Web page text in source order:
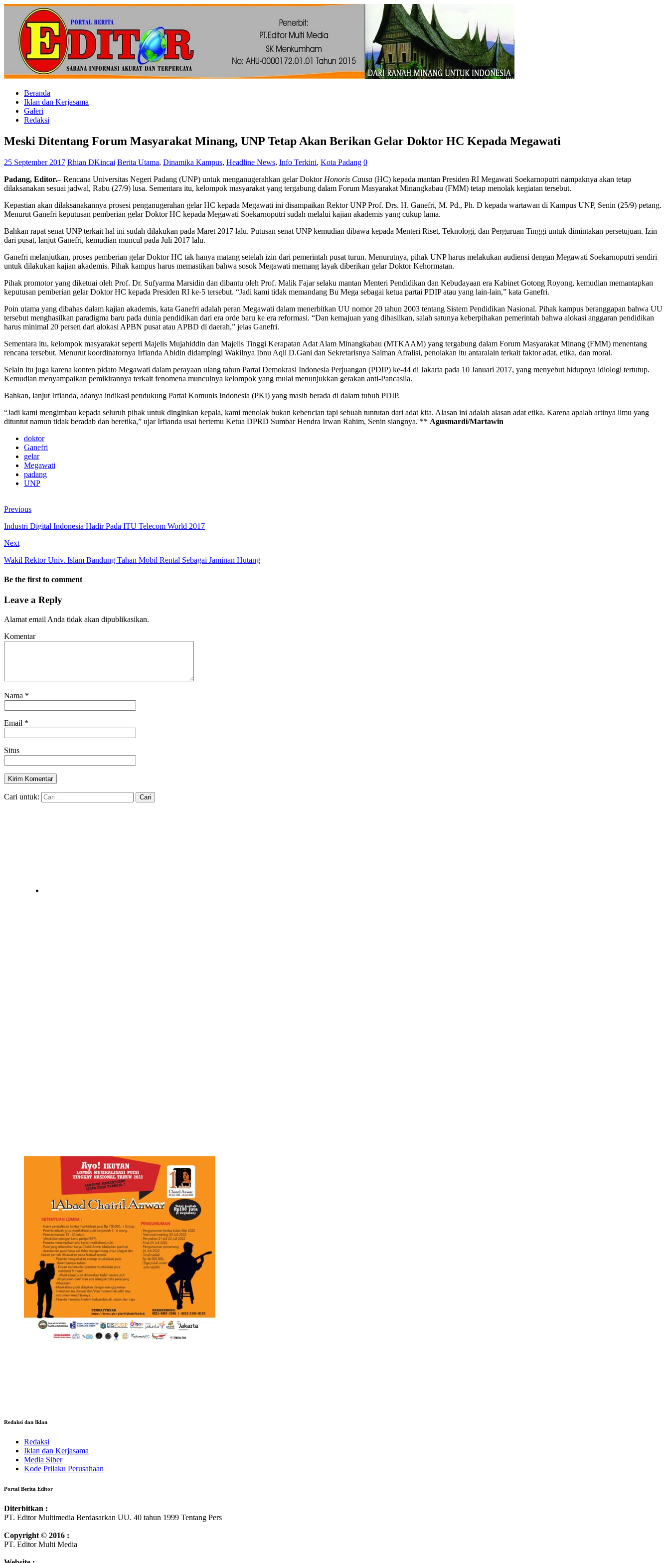
Beranda
Iklan dan Kerjasama
Galeri
Redaksi
Meski Ditentang Forum Masyarakat Minang, UNP Tetap Akan Berikan Gelar Doktor HC Kepada Megawati
25 September 2017 Rhian DKincai Berita Utama, Dinamika Kampus, Headline News, Info Terkini, Kota Padang 0
Padang, Editor.–Rencana Universitas Negeri Padang (UNP) untuk menganugerahkan gelar Doktor Honoris Causa (HC) kepada mantan Presiden RI Megawati Soekarnoputri nampaknya akan tetap
dilaksanakan sesuai jadwal, Rabu (27/9) lusa. Sementara itu, kelompok masyarakat yang tergabung dalam Forum Masyarakat Minangkabau (FMM) tetap menolak kegiatan tersebut.
Kepastian akan dilaksanakannya prosesi penganugerahan gelar HC kepada Megawati ini disampaikan Rektor UNP Prof. Drs. H. Ganefri, M. Pd., Ph. D kepada wartawan di Kampus UNP, Senin (25/9) petang.
Menurut Ganefri keputusan pemberian gelar Doktor HC kepada Megawati Soekarnoputri sudah melalui kajian akademis yang cukup lama.
Bahkan rapat senat UNP terkait hal ini sudah dilakukan pada Maret 2017 lalu. Putusan senat UNP kemudian dibawa kepada Menteri Riset, Teknologi, dan Perguruan Tinggi untuk dimintakan persetujuan. Izin
dari pusat, lanjut Ganefri, kemudian muncul pada Juli 2017 lalu.
Ganefri melanjutkan, proses pemberian gelar Doktor HC tak hanya matang setelah izin dari pemerintah pusat turun. Menurutnya, pihak UNP harus melakukan audiensi dengan Megawati Soekarnoputri sendiri
untuk dilakukan kajian akademis. Pihak kampus harus memastikan bahwa sosok Megawati memang layak diberikan gelar Doktor Kehormatan.
Pihak promotor yang diketuai oleh Prof. Dr. Sufyarma Marsidin dan dibantu oleh Prof. Malik Fajar selaku mantan Menteri Pendidikan dan Kebudayaan era Kabinet Gotong Royong, kemudian memantapkan
keputusan pemberian gelar Doktor HC kepada Presiden RI ke-5 tersebut. “Jadi kami tidak memandang Bu Mega sebagai ketua partai PDIP atau yang lain-lain,” kata Ganefri.
Poin utama yang dibahas dalam kajian akademis, kata Ganefri adalah peran Megawati dalam menerbitkan UU nomor 20 tahun 2003 tentang Sistem Pendidikan Nasional. Pihak kampus beranggapan bahwa UU
tersebut menghasilkan paradigma baru pada dunia pendidikan dari era orde baru ke era reformasi. “Dan kemajuan yang dihasilkan, salah satunya keberpihakan pemerintah bahwa alokasi anggaran pendidikan
harus minimal 20 persen dari alokasi APBN pusat atau APBD di daerah,” jelas Ganefri.
Sementara itu, kelompok masyarakat seperti Majelis Mujahiddin dan Majelis Tinggi Kerapatan Adat Alam Minangkabau (MTKAAM) yang tergabung dalam Forum Masyarakat Minang (FMM) menentang
rencana tersebut. Menurut koordinatornya Irfianda Abidin didampingi Wakilnya Ibnu Aqil D.Gani dan Sekretarisnya Salman Afralisi, penolakan itu antaralain terkait faktor adat, etika, dan moral.
Selain itu juga karena konten pidato Megawati dalam perayaan ulang tahun Partai Demokrasi Indonesia Perjuangan (PDIP) ke-44 di Jakarta pada 10 Januari 2017, yang menyebut hidupnya idiologi tertutup.
Kemudian menyampaikan pemikirannya terkait fenomena munculnya kelompok yang mulai menunjukkan gerakan anti-Pancasila.
Bahkan, lanjut Irfianda, adanya indikasi pendukung Partai Komunis Indonesia (PKI) yang masih berada di dalam tubuh PDIP.
“Jadi kami mengimbau kepada seluruh pihak untuk dinginkan kepala, kami menolak bukan kebencian tapi sebuah tuntutan dari adat kita. Alasan ini adalah alasan adat etika. Karena apalah artinya ilmu yang
dituntut namun tidak beradab dan beretika,” ujar Irfianda usai bertemu Ketua DPRD Sumbar Hendra Irwan Rahim, Senin siangnya. ** Agusmardi/Martawin
doktor
Ganefri
gelar
Megawati
padang
UNP
Previous
Industri Digital Indonesia Hadir Pada ITU Telecom World 2017
Next
Wakil Rektor Univ. Islam Bandung Tahan Mobil Rental Sebagai Jaminan Hutang
Be the first to comment
Leave a Reply
Alamat email Anda tidak akan dipublikasikan.
Komentar
Nama *
Email *
Situs
Cari untuk:
Redaksi dan Iklan
Redaksi
Iklan dan Kerjasama
Media Siber
Kode Prilaku Perusahaan
Portal Berita Editor
Diterbitkan :
PT. Editor Multimedia Berdasarkan UU. 40 tahun 1999 Tentang Pers
Copyright © 2016 :
PT. Editor Multi Media